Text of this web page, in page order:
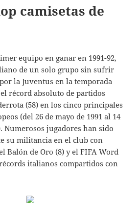
camisetas de
equipo en ganar en 1991-92,
de un solo grupo sin sufrir
la Juventus en la temporada
el récord absoluto de partidos
(58) en los cinco principales
(del 26 de mayo de 1991 al 14
Numerosos jugadores han sido
su militancia en el club con
Balón de Oro (8) y el FIFA Word
italianos compartidos con